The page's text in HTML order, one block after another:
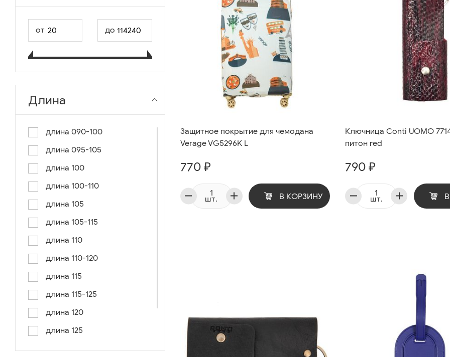
от до
Длина
длина 090-100
длина 095-105
длина 100
длина 100-110
длина 105
длина 105-115
длина 110
длина 110-120
длина 115
длина 115-125
длина 120
длина 125
длина 130
Защитное покрытие для чемодана
Verage VG5296K L
770 ₽
шт. В КОРЗИНУ
Ключница Conti UOMO
питон red
790 ₽
шт.